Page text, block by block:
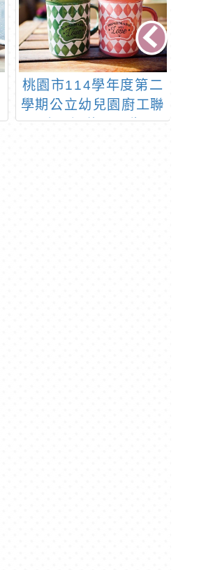
桃園市114學年度第二
學期公立幼兒園廚工聯
合甄選錄取公告